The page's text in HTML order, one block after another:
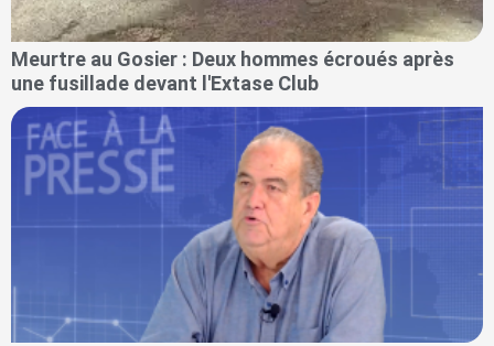
Meurtre au Gosier : Deux hommes écroués après
une fusillade devant l'Extase Club